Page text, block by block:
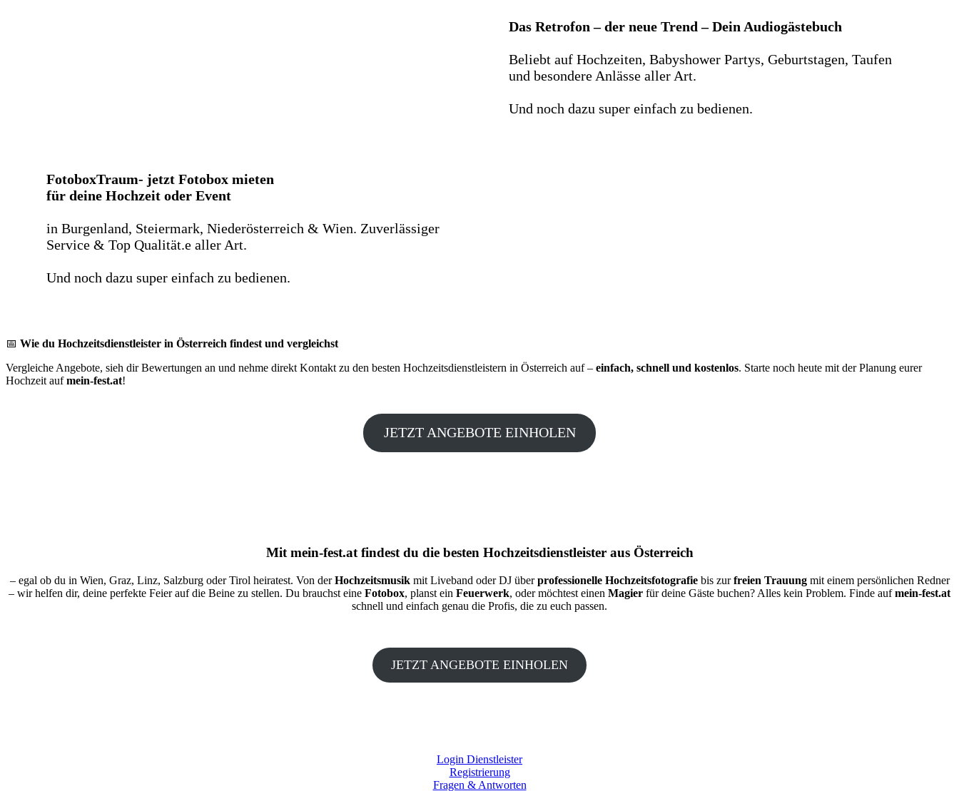
Das Retrofon – der neue Trend – Dein Audiogästebuch
Beliebt auf Hochzeiten, Babyshower Partys, Geburtstagen, Taufen
und besondere Anlässe aller Art.
Und noch dazu super einfach zu bedienen.
FotoboxTraum- jetzt Fotobox mieten
für deine Hochzeit oder Event
in Burgenland, Steiermark, Niederösterreich & Wien. Zuverlässiger
Service & Top Qualität.e aller Art.
Und noch dazu super einfach zu bedienen.
📅 Wie du Hochzeitsdienstleister in Österreich findest und vergleichst
Vergleiche Angebote, sieh dir Bewertungen an und nehme direkt Kontakt zu den besten Hochzeitsdienstleistern in Österreich auf – einfach, schnell und kostenlos. Starte noch heute mit der Planung eurer
Hochzeit aufmein-fest.at!
JETZT ANGEBOTE EINHOLEN
Mitmein-fest.atfindest du die besten Hochzeitsdienstleister aus Österreich
– egal ob du in Wien, Graz, Linz, Salzburg oder Tirol heiratest. Von derHochzeitsmusikmit Liveband oder DJ überprofessionelle Hochzeitsfotografiebis zurfreien Trauungmit einem persönlichen Redner
– wir helfen dir, deine perfekte Feier auf die Beine zu stellen. Du brauchst eine Fotobox, planst ein Feuerwerk, oder möchtest einen Magier für deine Gäste buchen? Alles kein Problem. Finde aufmein-fest.at
schnell und einfach genau die Profis, die zu euch passen.
JETZT ANGEBOTE EINHOLEN
Login Dienstleister
Registrierung
Fragen & Antworten